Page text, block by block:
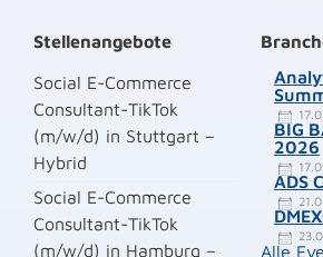
Stellenangebote
Social E-Commerce
Consultant-TikTok
(m/w/d) in Stuttgart –
Hybrid
Social E-Commerce
Consultant-TikTok
(m/w/d) in Hamburg –
BIG
2026
ADS
Alle